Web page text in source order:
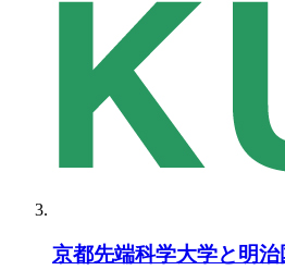
京都先端科学大学と明